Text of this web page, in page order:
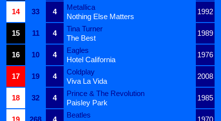
14
33 4
Metallica
1992
Nothing Else Matters
15
11 4
Tina Turner
1989
The Best
16
10 4
Eagles
1976
Hotel California
17
19 4
Coldplay
2008
Viva La Vida
18
32 4
Prince & The Revolution
1985
Paisley Park
Beatles